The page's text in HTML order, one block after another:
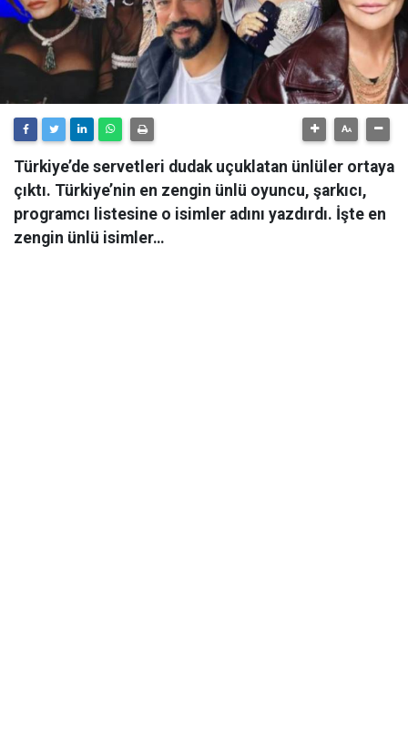
Türkiye’de servetleri dudak uçuklatan ünlüler ortaya
çıktı. Türkiye’nin en zengin ünlü oyuncu, şarkıcı,
programcı listesine o isimler adını yazdırdı. İşte en
zengin ünlü isimler…